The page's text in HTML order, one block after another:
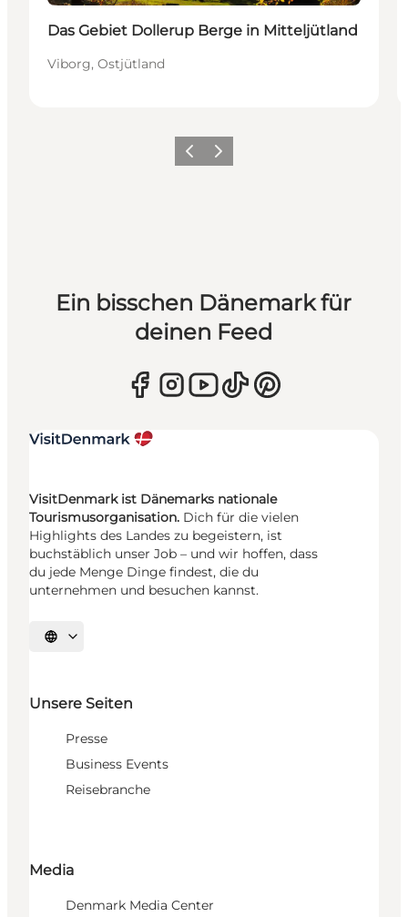
Das Gebiet Dollerup Berge in Mitteljütland
Viborg, Ostjütland
ZurückWeiter
Ein bisschen Dänemark für
deinen Feed
VisitDenmark ist Dänemarks nationale
Tourismusorganisation. Dich für die vielen
Highlights des Landes zu begeistern, ist
buchstäblich unser Job – und wir hoffen, dass
du jede Menge Dinge findest, die du
unternehmen und besuchen kannst.
Sprache auswählen
Unsere Seiten
Presse
Business Events
Reisebranche
Media
Denmark Media Center